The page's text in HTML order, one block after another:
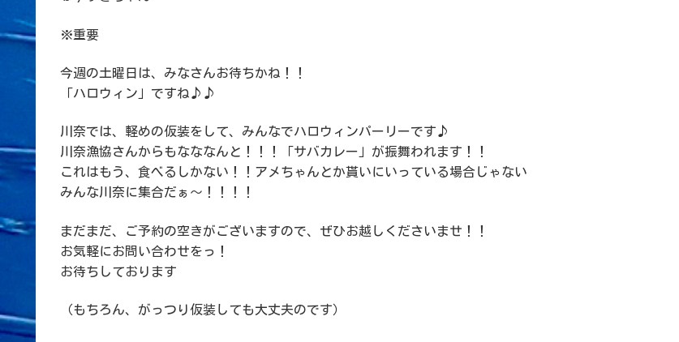
※重要
今週の土曜日は、みなさんお待ちかね！！
「ハロウィン」ですね♪♪
川奈では、軽めの仮装をして、みんなでハロウィンパーリーです♪
川奈漁協さんからもなななんと！！！「サバカレー」が振舞われます！！
これはもう、食べるしかない！！アメちゃんとか貰いにいっている場合じゃない
みんな川奈に集合だぁ～！！！！
まだまだ、ご予約の空きがございますので、ぜひお越しくださいませ！！
お気軽にお問い合わせをっ！
お待ちしております
（もちろん、がっつり仮装しても大丈夫のです）